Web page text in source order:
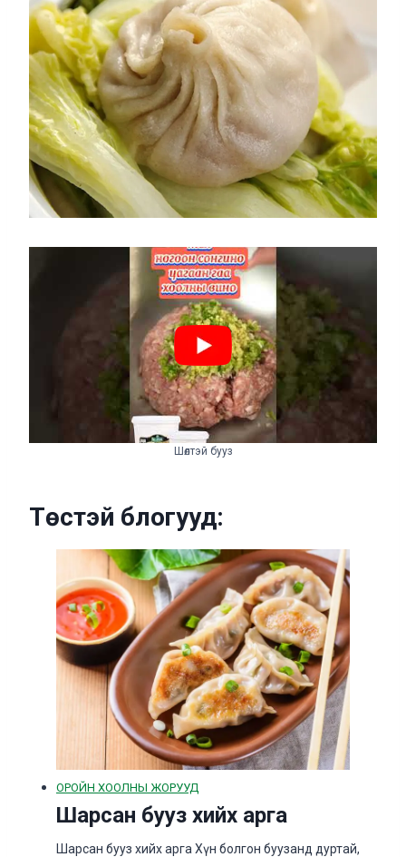
Шөлтэй бууз
Төстэй блогууд:
ОРОЙН ХООЛНЫ ЖОРУУД
Шарсан бууз хийх арга
Шарсан бууз хийх арга Хүн болгон буузанд дуртай,